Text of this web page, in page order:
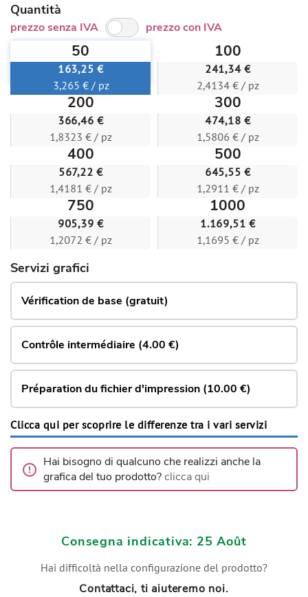
Quantità
prezzo senza IVA prezzo con IVA
50
163,25 €
3,265 € / pz
100
241,34 €
2,4134 € / pz
200
366,46 €
1,8323 € / pz
300
474,18 €
1,5806 € / pz
400
567,22 €
1,4181 € / pz
500
645,55 €
1,2911 € / pz
750
905,39 €
1,2072 € / pz
1000
1.169,51 €
1,1695 € / pz
Servizi grafici
Vérification de base (gratuit)
Contrôle intermédiaire (4.00 €)
Préparation du fichier d'impression (10.00 €)
Clicca qui per scoprire le differenze tra i vari servizi
Hai bisogno di qualcuno che realizzi anche la
grafica del tuo prodotto?clicca qui
Consegna indicativa: 25 Août
Hai difficoltà nella configurazione del prodotto?
Contattaci, ti aiuteremo noi.